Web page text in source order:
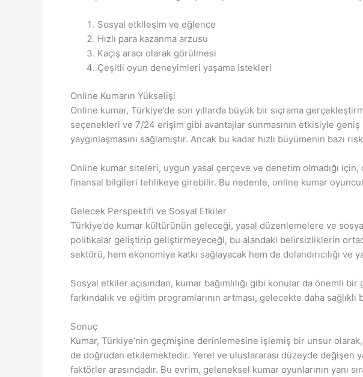
Sosyal etkileşim ve eğlence
Hızlı para kazanma arzusu
Kaçış aracı olarak görülmesi
Çeşitli oyun deneyimleri yaşama istekleri
Online Kumarın Yükselişi
Online kumar, Türkiye’de son yıllarda büyük bir sıçrama
seçenekleri ve 7/24 erişim gibi avantajlar sunmasının etkisiyle
yaygınlaşmasını sağlamıştır. Ancak bu kadar hızlı büyümenin bazı
Online kumar siteleri, uygun yasal çerçeve ve denetim olmadığı için,
finansal bilgileri tehlikeye girebilir. Bu nedenle, online kumar
Gelecek Perspektifi ve Sosyal Etkiler
Türkiye’de kumar kültürünün geleceği, yasal düzenlemelere ve
politikalar geliştirip geliştirmeyeceği, bu alandaki belirsizliklerin
sektörü, hem ekonomiye katkı sağlayacak hem de dolandırıcılığı ve
Sosyal etkiler açısından, kumar bağımlılığı gibi konular da önemli
farkındalık ve eğitim programlarının artması, gelecekte daha
Sonuç
Kumar, Türkiye’nin geçmişine derinlemesine işlemiş bir unsur
de doğrudan etkilemektedir. Yerel ve uluslararası düzeyde
faktörler arasındadır. Bu evrim, geleneksel kumar oyunlarının yanı